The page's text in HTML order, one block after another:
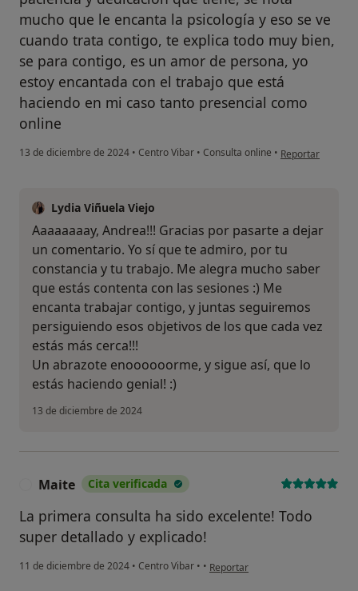
mucho que le encanta la psicología y eso se ve
cuando trata contigo, te explica todo muy bien,
se para contigo, es un amor de persona, yo
estoy encantada con el trabajo que está
haciendo en mi caso tanto presencial como
online
13 de diciembre de 2024 • Centro Vibar • Consulta online • en opinión del
Reportar
Lydia Viñuela Viejo
Aaaaaaaay, Andrea!!! Gracias por pasarte a dejar
un comentario. Yo sí que te admiro, por tu
constancia y tu trabajo. Me alegra mucho saber
que estás contenta con las sesiones :) Me
encanta trabajar contigo, y juntas seguiremos
persiguiendo esos objetivos de los que cada vez
estás más cerca!!!
Un abrazote enoooooorme, y sigue así, que lo
estás haciendo genial! :)
13 de diciembre de 2024
Maite Cita verificada
La primera consulta ha sido excelente! Todo
super detallado y explicado!
11 de diciembre de 2024 • Centro Vibar • • en opinión del usuario Maite
Reportar